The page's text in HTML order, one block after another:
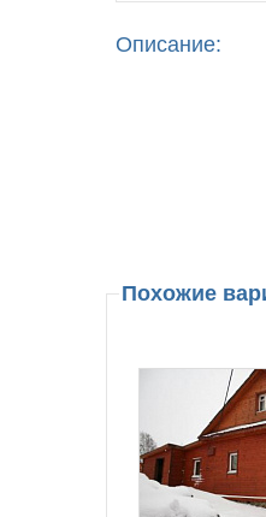
Описание:
Похожие